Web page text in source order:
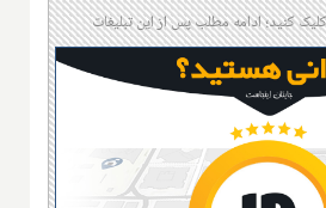
کنید؛ ادامه مطلب پس از این تبلیغات